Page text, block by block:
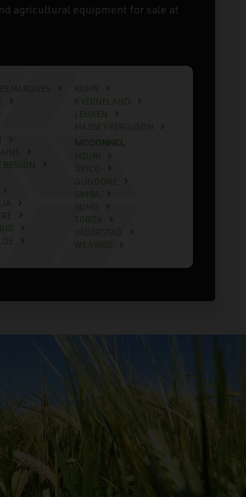
agricultural equipment for sale at
MARQUES
KUHN
KVERNELAND
LEMKEN
MASSEY FERGUSON
MCCONNEL
MZURI
OPICO
QUIVOGNE
SIMBA
SUMO
TOROX
VADERSTAD
WEAVING